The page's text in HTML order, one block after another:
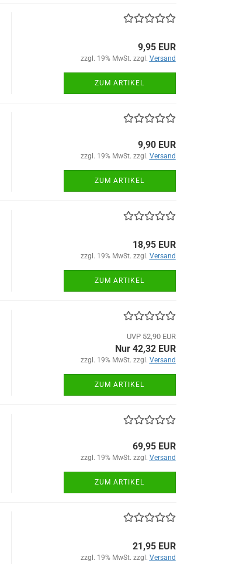
9,95 EUR
zzgl. 19% MwSt. zzgl. Versand
ZUM ARTIKEL
9,90 EUR
zzgl. 19% MwSt. zzgl. Versand
ZUM ARTIKEL
18,95 EUR
zzgl. 19% MwSt. zzgl. Versand
ZUM ARTIKEL
UVP 52,90 EUR
Nur 42,32 EUR
zzgl. 19% MwSt. zzgl. Versand
ZUM ARTIKEL
69,95 EUR
zzgl. 19% MwSt. zzgl. Versand
ZUM ARTIKEL
21,95 EUR
zzgl. 19% MwSt. zzgl. Versand